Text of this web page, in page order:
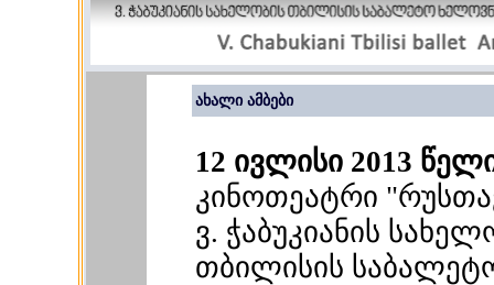
ახალი ამბები
12 ივლისი 2013
კინოთეატრი
ვ. ჭაბუკიანის
თბილისის